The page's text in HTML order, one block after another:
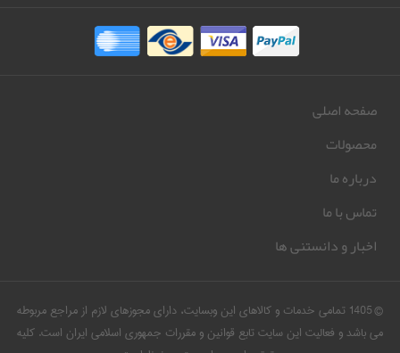
صفحه اصلی
محصولات
درباره ما
تماس با ما
اخبار و دانستنی ها
© 1405 تمامی خدمات و کالاهای این وبسایت، دارای مجوزهای لازم از مراجع مربوطه
می باشد و فعالیت این سایت تابع قوانین و مقررات جمهوری اسلامی ایران است. کلیه